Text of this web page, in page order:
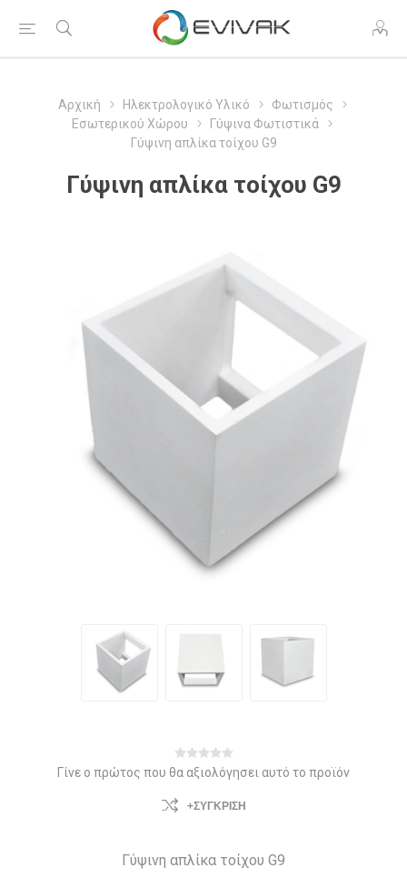
Αρχική Ηλεκτρολογικό Υλικό
Φωτισμός
Εσωτερικού Χώρου
Γύψινα Φωτιστικά
Γύψινη απλίκα τοίχου G9
Γύψινη απλίκα τοίχου G9
Γίνε ο πρώτος που θα αξιολόγησει αυτό το προϊόν
+ΣΎΓΚΡΙΣΗ
Γύψινη απλίκα τοίχου G9